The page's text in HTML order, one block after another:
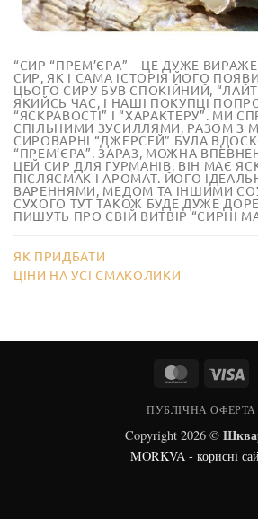
“СИР “ПРЕМ’ЄРА” – ЦЕ ДУЖЕ
СИР, ЯК І САМА ІСТОРІЯ ЙОГО
ЦЬОГО СИРУ БУВ СПОКІЙНИЙ,
ЯКИЙСЬ ЧАС, І НАШІ ПОКУПЦІ
“ЯСКРАВОСТІ” І “ХАРАКТЕРУ”. МИ
СПІЛЬНИМИ ЗУСИЛЛЯМИ, РАЗОМ З
СИРОВАРНІ “ДЖЕРСЕЙ” БУЛА
“ПРЕМ’ЄРА”. ЗАРАЗ, МОЖНА
ЦЕЙ СИР ДЛЯ ГУРМАНІВ, ВІН МАЄ
ПІСЛЯСМАК І АРОМАТ. ЙОГО
ВАРЕННЯМИ, МЕДОМ ТА ІНШИМИ
СУХОГО ТУТ ТАКОЖ БУДЕ ДУЖЕ
ПИШУТЬ ПРО СВІЙ ВИТВІР “СИРНІ
ЯК ПРИДБАТИ
ЦІНИ НА УСІ СМАКОЛИКИ
MasterCard
ПУБЛІЧНА ОФЕРТА
Copyright 2026 ©
MORKVA - корисні